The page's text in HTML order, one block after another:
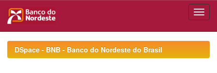
navigationDSpace - BNB - Banco do Nordeste do Brasil